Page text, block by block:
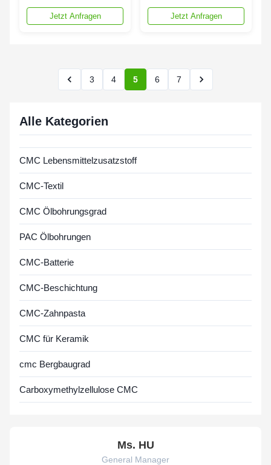
für die industrielle
Schweißtechnik
Jetzt Anfragen
CMC Schweißverfahren
ISO9001Jetzt Anfragen
3 4 5 6 7
Alle Kategorien
CMC Lebensmittelzusatzstoff
CMC-Textil
CMC Ölbohrungsgrad
PAC Ölbohrungen
CMC-Batterie
CMC-Beschichtung
CMC-Zahnpasta
CMC für Keramik
cmc Bergbaugrad
Carboxymethylzellulose CMC
Ms. HU
General Manager